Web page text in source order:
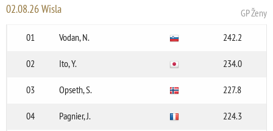
02.08.26 Wisla
GP Ženy
01
Vodan, N. 242.2
02 Ito, Y. 234.0
03 Opseth, S. 227.8
04 Pagnier, J. 224.3